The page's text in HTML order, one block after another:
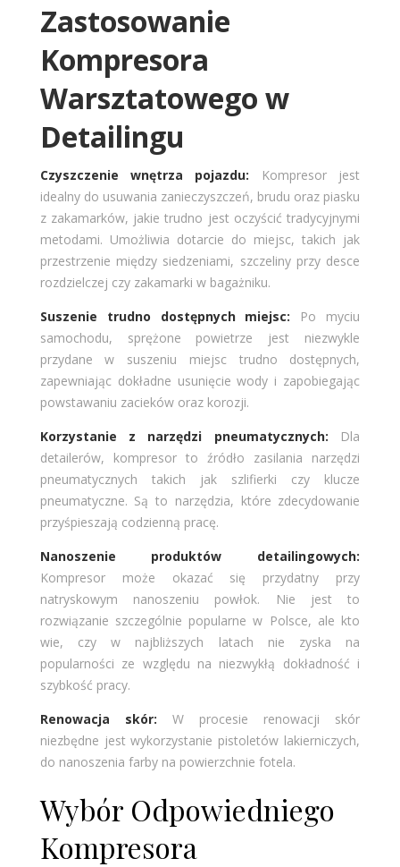
Zastosowanie
Kompresora
Warsztatowego w
Detailingu
Czyszczenie wnętrza pojazdu: Kompresor jest
idealny do usuwania zanieczyszczeń, brudu oraz piasku
z zakamarków, jakie trudno jest oczyścić tradycyjnymi
metodami. Umożliwia dotarcie do miejsc, takich jak
przestrzenie między siedzeniami, szczeliny przy desce
rozdzielczej czy zakamarki w bagażniku.
Suszenie trudno dostępnych miejsc: Po myciu
samochodu, sprężone powietrze jest niezwykle
przydane w suszeniu miejsc trudno dostępnych,
zapewniając dokładne usunięcie wody i zapobiegając
powstawaniu zacieków oraz korozji.
Korzystanie z narzędzi pneumatycznych: Dla
detailerów, kompresor to źródło zasilania narzędzi
pneumatycznych takich jak szlifierki czy klucze
pneumatyczne. Są to narzędzia, które zdecydowanie
przyśpieszają codzienną pracę.
Nanoszenie produktów detailingowych:
Kompresor może okazać się przydatny przy
natryskowym nanoszeniu powłok. Nie jest to
rozwiązanie szczególnie popularne w Polsce, ale kto
wie, czy w najbliższych latach nie zyska na
popularności ze względu na niezwykłą dokładność i
szybkość pracy.
Renowacja skór: W procesie renowacji skór
niezbędne jest wykorzystanie pistoletów lakierniczych,
do nanoszenia farby na powierzchnie fotela.
Wybór Odpowiedniego
Kompresora